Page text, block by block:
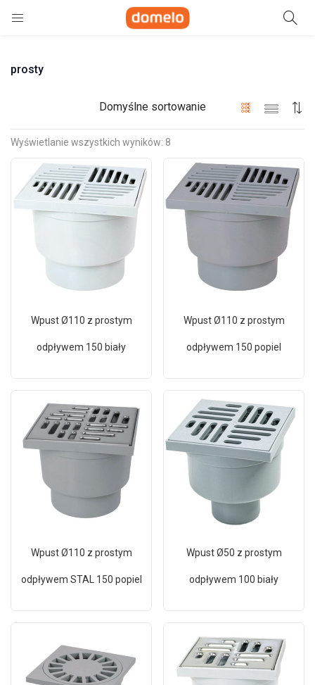
Szukaj
prosty
Wyświetlanie wszystkich wyników: 8
Domyślne sortowanie
Wpust Ø110 z prostym
odpływem 150 biały
Wpust Ø110 z prostym
odpływem 150 popiel
Wpust Ø110 z prostym
odpływem STAL 150 popiel
Wpust Ø50 z prostym
odpływem 100 biały